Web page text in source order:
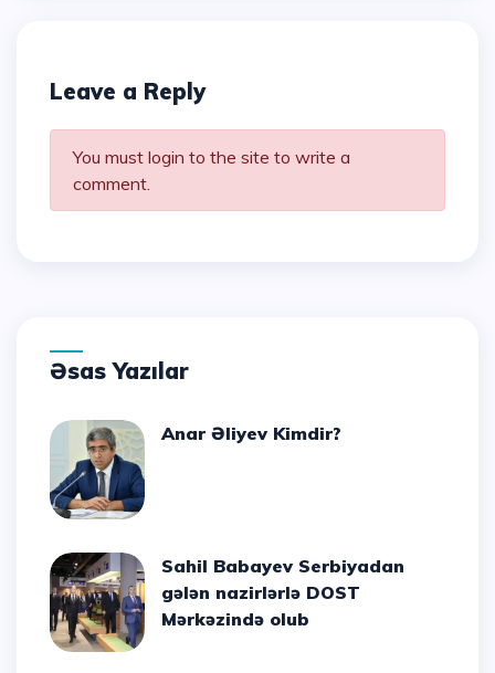
Leave a Reply
You must login to the site to write a
comment.
Əsas Yazılar
Anar Əliyev Kimdir?
Sahil Babayev Serbiyadan
gələn nazirlərlə DOST
Mərkəzində olub